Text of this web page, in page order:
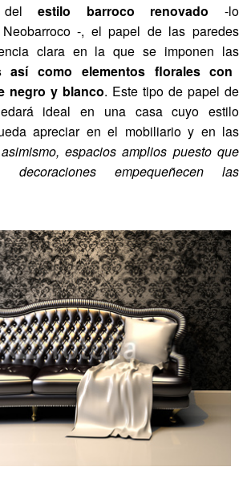
estilo barroco renovado -lo
Neobarroco -, el papel de las paredes
clara en la que se imponen las
así como elementos florales con
negro y blanco. Este tipo de papel de
ideal en una casa cuyo estilo
apreciar en el mobiliario y en las
espacios amplios puesto que
empequeñecen las